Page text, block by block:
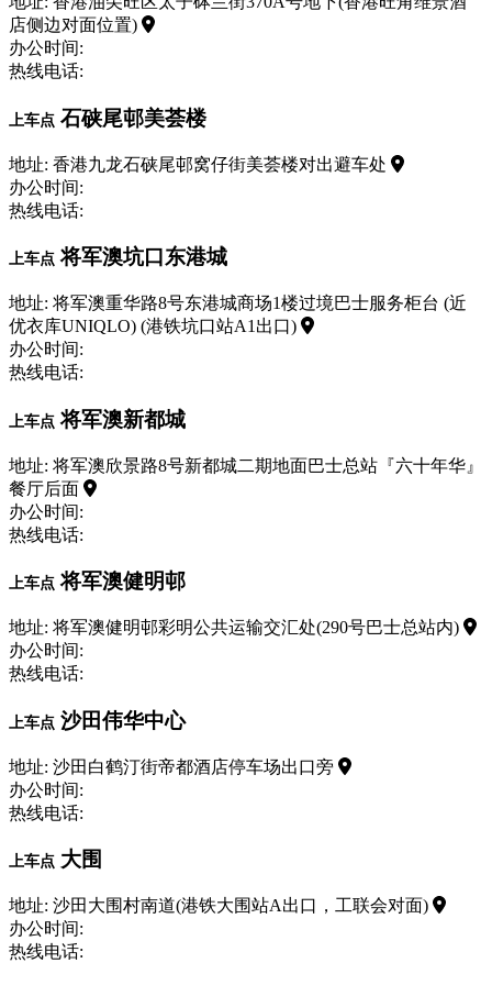
店侧边对面位置)
办公时间:
热线电话:
上车点 石硖尾邨美荟楼
地址: 香港九龙石硖尾邨窝仔街美荟楼对出避车处
办公时间:
热线电话:
上车点 将军澳坑口东港城
地址: 将军澳重华路8号东港城商场1楼过境巴士服务柜台 (近
优衣库UNIQLO) (港铁坑口站A1出口)
办公时间:
热线电话:
上车点 将军澳新都城
地址: 将军澳欣景路8号新都城二期地面巴士总站『六十年华』
餐厅后面
办公时间:
热线电话:
上车点 将军澳健明邨
地址: 将军澳健明邨彩明公共运输交汇处(290号巴士总站内)
办公时间:
热线电话:
上车点 沙田伟华中心
地址: 沙田白鹤汀街帝都酒店停车场出口旁
办公时间:
热线电话:
上车点 大围
地址: 沙田大围村南道(港铁大围站A出口，工联会对面)
办公时间:
热线电话: